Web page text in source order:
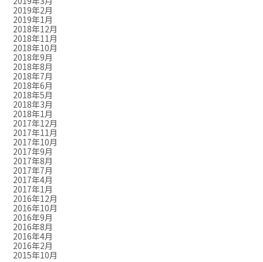
2019年2月
2019年1月
2018年12月
2018年11月
2018年10月
2018年9月
2018年8月
2018年7月
2018年6月
2018年5月
2018年3月
2018年1月
2017年12月
2017年11月
2017年10月
2017年9月
2017年8月
2017年7月
2017年4月
2017年1月
2016年12月
2016年10月
2016年9月
2016年8月
2016年4月
2016年2月
2015年10月